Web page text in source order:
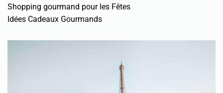
Shopping gourmand pour les Fêtes
Idées Cadeaux Gourmands